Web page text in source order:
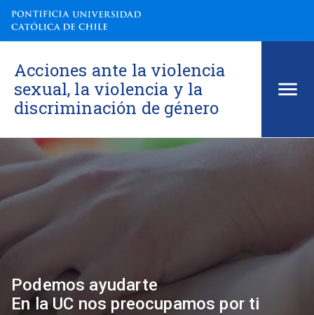
Acciones ante la violencia
sexual, la violencia y la
discriminación de género
Podemos ayudarte
En la UC nos preocupamos por ti